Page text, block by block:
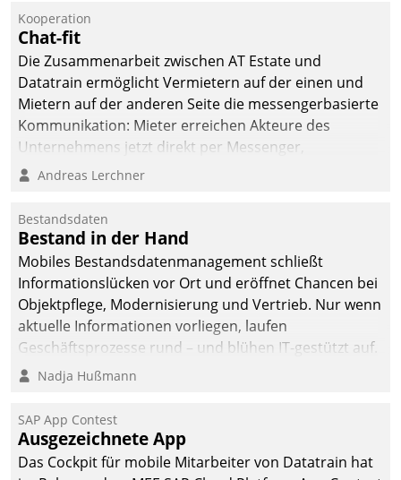
Jahresbeginn eine
Überblick, Einsicht und
Eingriff bietende Lösung.
Zur Entwicklung setzte
man auf
Cloudtechnologie,
bewährte und Startup-
agile Projektmethoden.
Kooperation
Chat-fit
Die Zusammenarbeit zwischen AT Estate und
Datatrain ermöglicht Vermietern auf der einen und
Mietern auf der anderen Seite die messengerbasierte
Kommunikation: Mieter erreichen Akteure des
Unternehmens jetzt direkt per Messenger,
Mitarbeiter oder Dienstleister empfangen oder
Andreas Lerchner
Bestandsdaten
Bestand in der Hand
Mobiles Bestandsdatenmanagement schließt
Informationslücken vor Ort und eröffnet Chancen bei
Objektpflege, Modernisierung und Vertrieb. Nur wenn
aktuelle Informationen vorliegen, laufen
Geschäftsprozesse rund – und blühen IT-gestützt auf.
Nadja Hußmann
SAP App Contest
Ausgezeichnete App
Das Cockpit für mobile Mitarbeiter von Datatrain hat